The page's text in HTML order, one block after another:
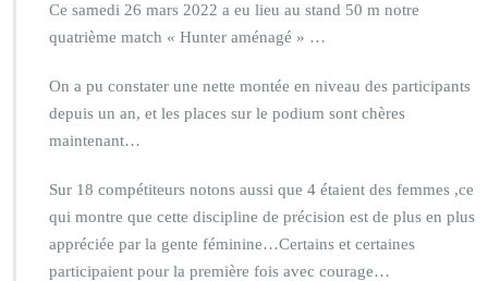
Ce samedi 26 mars 2022 a eu lieu au stand 50 m notre
quatrième match « Hunter aménagé » …
On a pu constater une nette montée en niveau des participants
depuis un an, et les places sur le podium sont chères
maintenant…
Sur 18 compétiteurs notons aussi que 4 étaient des femmes ,ce
qui montre que cette discipline de précision est de plus en plus
appréciée par la gente féminine…Certains et certaines
participaient pour la première fois avec courage…